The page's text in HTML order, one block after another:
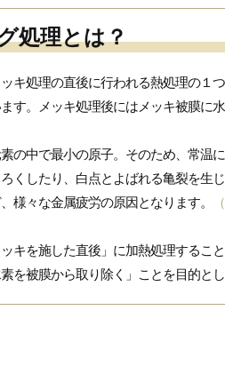
処理とは？
キ処理の直後に行われる熱処理の１
す。メッキ処理後にはメッキ被膜に
の中で最小の原子。そのため、常温
くしたり、白点とよばれる亀裂を生
様々な金属疲労の原因となります。
キを施した直後」に加熱処理するこ
を被膜から取り除く」ことを目的と